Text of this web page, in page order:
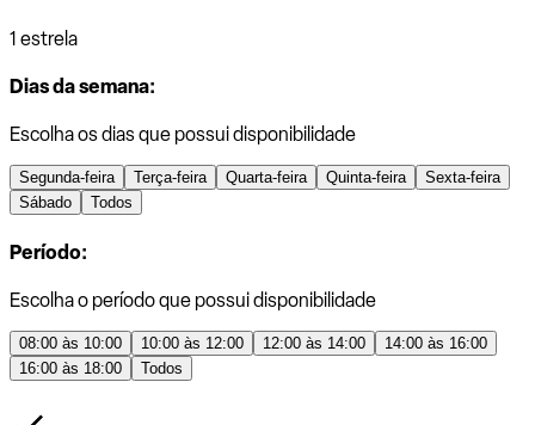
1 estrela
Dias da semana:
Escolha os dias que possui disponibilidade
Segunda-feira Terça-feira Quarta-feira Quinta-feira
Sexta-feira
Sábado
Todos
Período:
Escolha o período que possui disponibilidade
08:00 às 10:00 10:00 às 12:00 12:00 às 14:00
14:00 às 16:00
16:00 às 18:00
Todos